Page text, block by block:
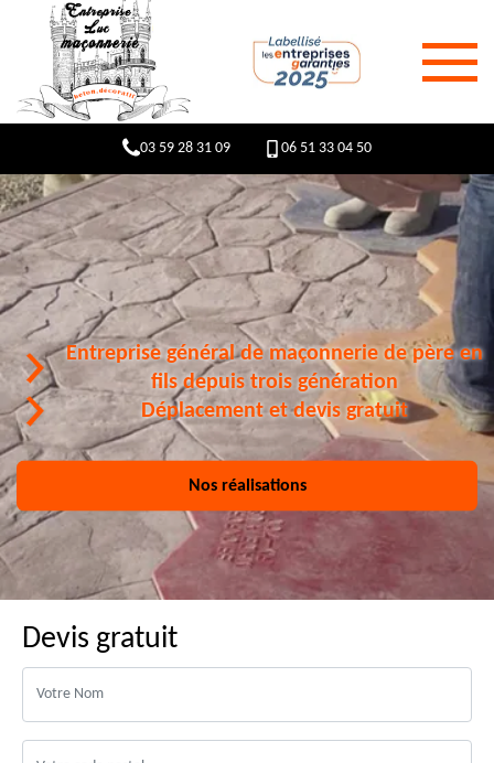
03 59 28 31 09 06 51 33 04 50
Entreprise général de maçonnerie de père en
fils depuis trois génération
Déplacement et devis gratuit
Nos réalisations
Devis gratuit